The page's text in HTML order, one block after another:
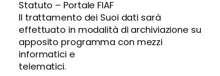
Statuto – Portale FIAF
Il trattamento dei Suoi dati sarà
effettuato in modalità di archiviazione su
apposito programma con mezzi
informatici e
telematici.